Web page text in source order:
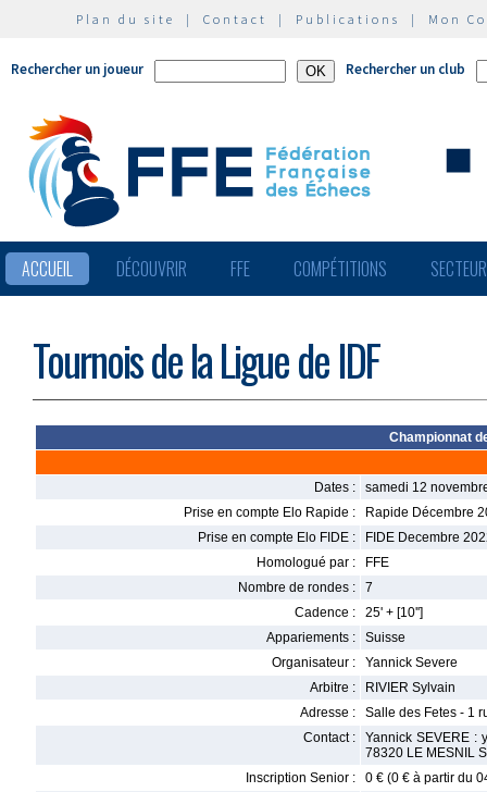
Plan du site | Contact | Publications | Mon
Rechercher un joueur Rechercher un club
ACCUEIL DÉCOUVRIR FFE COMPÉTITIONS
Tournois de la Ligue de IDF
Championnat
Dates :
samedi 12
Prise en compte Elo Rapide :
Rapide Décembre
Prise en compte Elo FIDE :
FIDE Decembre
Homologué par :
FFE
Nombre de rondes :
7
Cadence :
25' + [10'']
Appariements :
Suisse
Organisateur :
Yannick Severe
Arbitre :
RIVIER Sylvain
Adresse :
Salle des Fetes - 1
Contact :
Yannick SEVERE :
78320 LE MESNIL
Inscription Senior :
0 € (0 € à partir du